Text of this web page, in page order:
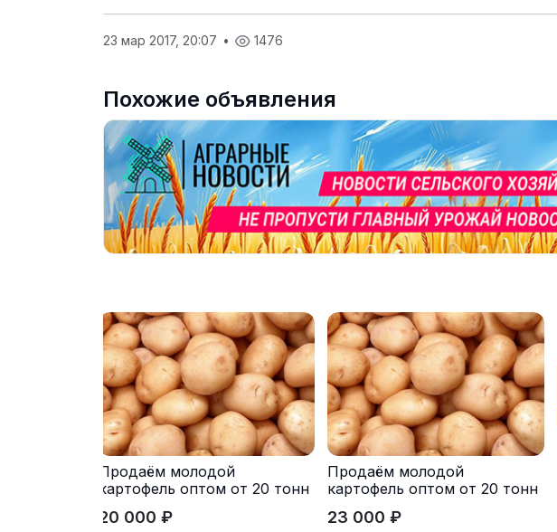
23 мар 2017, 20:07 • 1476
Похожие объявления
Продаём молодой
картофель оптом от 20 тонн
20 000 ₽
Продаём молодой
картофель оптом от 20 тонн
23 000 ₽